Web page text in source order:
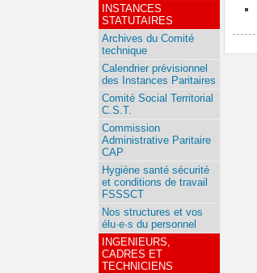
INSTANCES
STATUTAIRES
Archives du Comité
technique
Calendrier prévisionnel
des Instances Paritaires
Comité Social Territorial
C.S.T.
Commission
Administrative Paritaire
CAP
Hygiène santé sécurité
et conditions de travail
FSSSCT
Nos structures et vos
élu·e·s du personnel
INGENIEURS,
CADRES ET
TECHNICIENS